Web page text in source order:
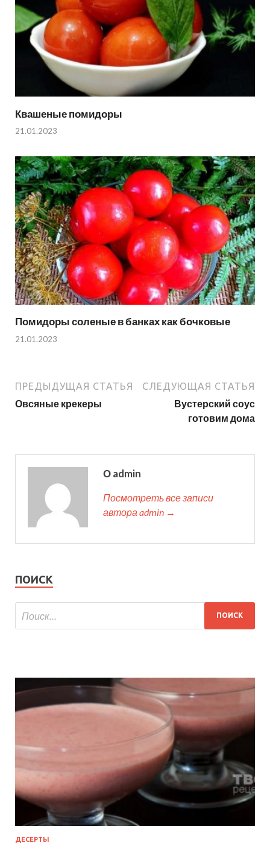
Квашеные помидоры
21.01.2023
Помидоры соленые в банках как бочковые
21.01.2023
ПРЕДЫДУЩАЯ СТАТЬЯ
Овсяные крекеры
СЛЕДУЮЩАЯ СТАТЬЯ
Вустерский соус
готовим дома
О admin
Посмотреть все записи
автора admin →
ПОИСК
ДЕСЕРТЫ